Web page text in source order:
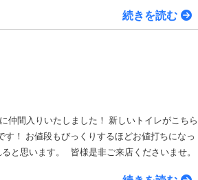
続きを読む
間入りいたしました！ 新しいトイレがこちら
！ お値段もびっくりするほどお値打ちになっ
と思います。 皆様是非ご来店くださいませ。